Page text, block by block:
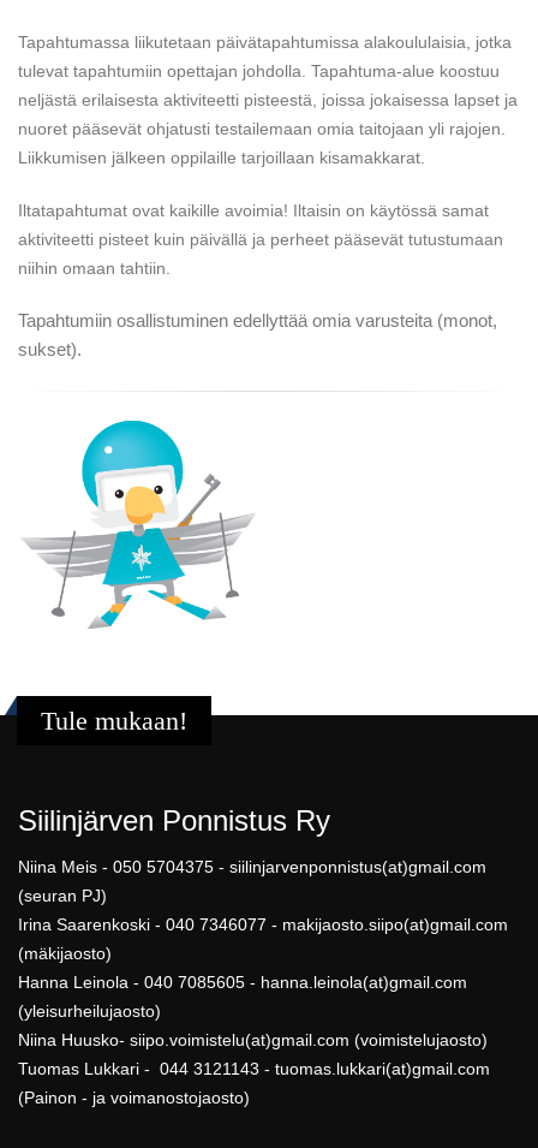
Tapahtumassa liikutetaan päivätapahtumissa alakoululaisia, jotka
tulevat tapahtumiin opettajan johdolla. Tapahtuma-alue koostuu
neljästä erilaisesta aktiviteetti pisteestä, joissa jokaisessa lapset ja
nuoret pääsevät ohjatusti testailemaan omia taitojaan yli rajojen.
Liikkumisen jälkeen oppilaille tarjoillaan kisamakkarat.
Iltatapahtumat ovat kaikille avoimia! Iltaisin on käytössä samat
aktiviteetti pisteet kuin päivällä ja perheet pääsevät tutustumaan
niihin omaan tahtiin.
Tapahtumiin osallistuminen edellyttää omia varusteita (monot,
sukset).
Tule mukaan!
Siilinjärven Ponnistus Ry
Niina Meis - 050 5704375 - siilinjarvenponnistus(at)gmail.com
(seuran PJ)
Irina Saarenkoski - 040 7346077 - makijaosto.siipo(at)gmail.com
(mäkijaosto)
Hanna Leinola - 040 7085605 - hanna.leinola(at)gmail.com
(yleisurheilujaosto)
Niina Huusko- siipo.voimistelu(at)gmail.com (voimistelujaosto)
Tuomas Lukkari - 044 3121143 - tuomas.lukkari(at)gmail.com
(Painon - ja voimanostojaosto)